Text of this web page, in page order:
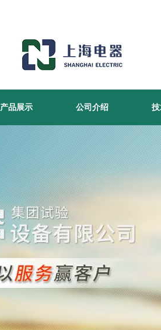
产品展示 公司介绍